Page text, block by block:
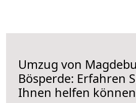
Umzug von
Bösperde: Erfahren
Ihnen helfen können